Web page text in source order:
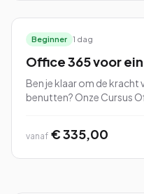
Beginner 1 dag
Office 365 voor
Ben je klaar om de
benutten? Onze Cursus
vanaf € 335,00